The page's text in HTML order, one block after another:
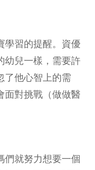
學習的提醒。資優
幼兒一樣，需要許
了他心智上的需
面對挑戰（做做醫
們就努力想要一個